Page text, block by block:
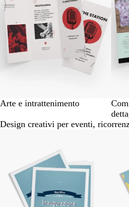
Arte e intrattenimento
6
Design creativi per eventi,